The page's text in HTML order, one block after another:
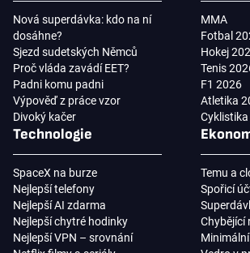
Nová superdávka: kdo na ní
dosáhne?
Sjezd sudetských Němců
Proč vláda zavádí EET?
Padni komu padni
Výpověď z práce vzor
Divoký kačer
MMA
Fotbal
Hokej
Tenis
F1 2026
Atletika
Technologie
SpaceX na burze
Nejlepší telefony
Nejlepší AI zdarma
Nejlepší chytré hodinky
Nejlepší VPN – srovnání
Temu a
Spořicí
Chybějící